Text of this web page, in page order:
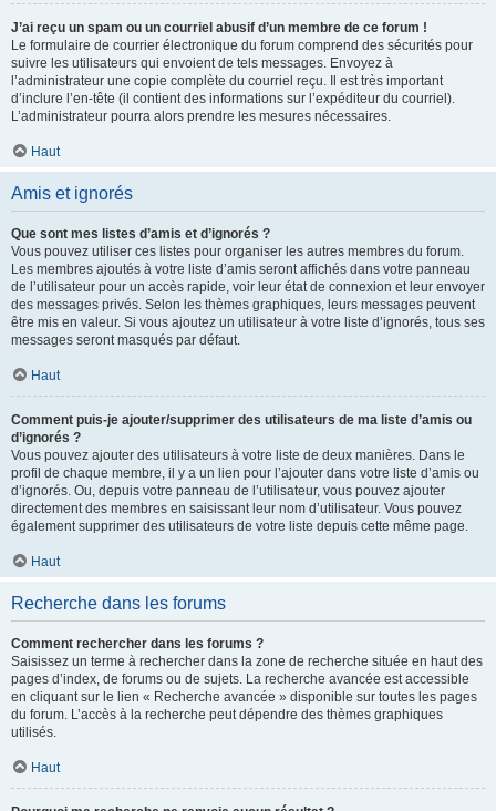
J’ai reçu un spam ou un courriel abusif d’un membre de ce forum !
Le formulaire de courrier électronique du forum comprend des sécurités pour
suivre les utilisateurs qui envoient de tels messages. Envoyez à
l’administrateur une copie complète du courriel reçu. Il est très important
d’inclure l’en-tête (il contient des informations sur l’expéditeur du courriel).
L’administrateur pourra alors prendre les mesures nécessaires.
Haut
Amis et ignorés
Que sont mes listes d’amis et d’ignorés ?
Vous pouvez utiliser ces listes pour organiser les autres membres du forum.
Les membres ajoutés à votre liste d’amis seront affichés dans votre panneau
de l’utilisateur pour un accès rapide, voir leur état de connexion et leur envoyer
des messages privés. Selon les thèmes graphiques, leurs messages peuvent
être mis en valeur. Si vous ajoutez un utilisateur à votre liste d’ignorés, tous ses
messages seront masqués par défaut.
Haut
Comment puis-je ajouter/supprimer des utilisateurs de ma liste d’amis ou
d’ignorés ?
Vous pouvez ajouter des utilisateurs à votre liste de deux manières. Dans le
profil de chaque membre, il y a un lien pour l’ajouter dans votre liste d’amis ou
d’ignorés. Ou, depuis votre panneau de l’utilisateur, vous pouvez ajouter
directement des membres en saisissant leur nom d’utilisateur. Vous pouvez
également supprimer des utilisateurs de votre liste depuis cette même page.
Haut
Recherche dans les forums
Comment rechercher dans les forums ?
Saisissez un terme à rechercher dans la zone de recherche située en haut des
pages d’index, de forums ou de sujets. La recherche avancée est accessible
en cliquant sur le lien « Recherche avancée » disponible sur toutes les pages
du forum. L’accès à la recherche peut dépendre des thèmes graphiques
utilisés.
Haut